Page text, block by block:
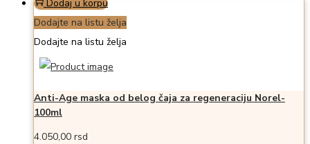
Dodaj u korpu
Dodajte na listu želja
Dodajte na listu želja
Anti-Age maska od belog čaja za regeneraciju Norel-
100ml
4.050,00 rsd